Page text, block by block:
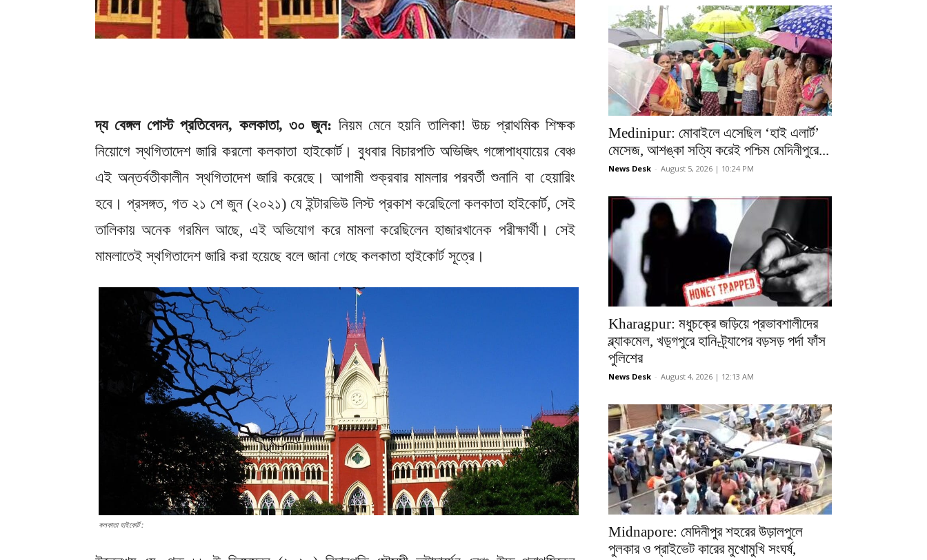
দ্য বেঙ্গল পোস্ট প্রতিবেদন, কলকাতা, ৩০ জুন: নিয়ম মেনে হয়নি তালিকা! উচ্চ প্রাথমিক শিক্ষক
নিয়োগে স্থগিতাদেশ জারি করলো কলকাতা হাইকোর্ট। বুধবার বিচারপতি অভিজিৎ গঙ্গোপাধ্যায়ের বেঞ্চ
এই অন্তর্বতীকালীন স্থগিতাদেশ জারি করেছে। আগামী শুক্রবার মামলার পরবর্তী শুনানি বা হেয়ারিং
হবে। প্রসঙ্গত, গত ২১ শে জুন (২০২১) যে ইন্টারভিউ লিস্ট প্রকাশ করেছিলো কলকাতা হাইকোর্ট, সেই
তালিকায় অনেক গরমিল আছে, এই অভিযোগ করে মামলা করেছিলেন হাজারখানেক পরীক্ষার্থী। সেই
মামলাতেই স্থগিতাদেশ জারি করা হয়েছে বলে জানা গেছে কলকাতা হাইকোর্ট সূত্রে।
কলকাতা হাইকোর্ট :
Medinipur: মোবাইলে এসেছিল ‘হাই এলার্ট’
মেসেজ, আশঙ্কা সত্যি করেই পশ্চিম মেদিনীপুরে...
News Desk - August 5, 2026 | 10:24 PM
Kharagpur: মধুচক্রে জড়িয়ে প্রভাবশালীদের
ব্ল্যাকমেল, খড়্গপুরে হানি-ট্র্যাপের বড়সড় পর্দা ফাঁস
পুলিশের
News Desk - August 4, 2026 | 12:13 AM
Midnapore: মেদিনীপুর শহরের উড়ালপুলে
পুলকার ও প্রাইভেট কারের মুখোমুখি সংঘর্ষ,